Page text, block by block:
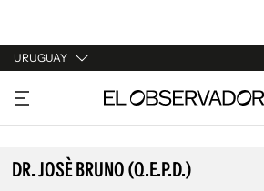
URUGUAY
URUGUAY
ARGENTINA
ESPAÑA
DR. JOSÈ BRUNO (Q.E.P.D.)